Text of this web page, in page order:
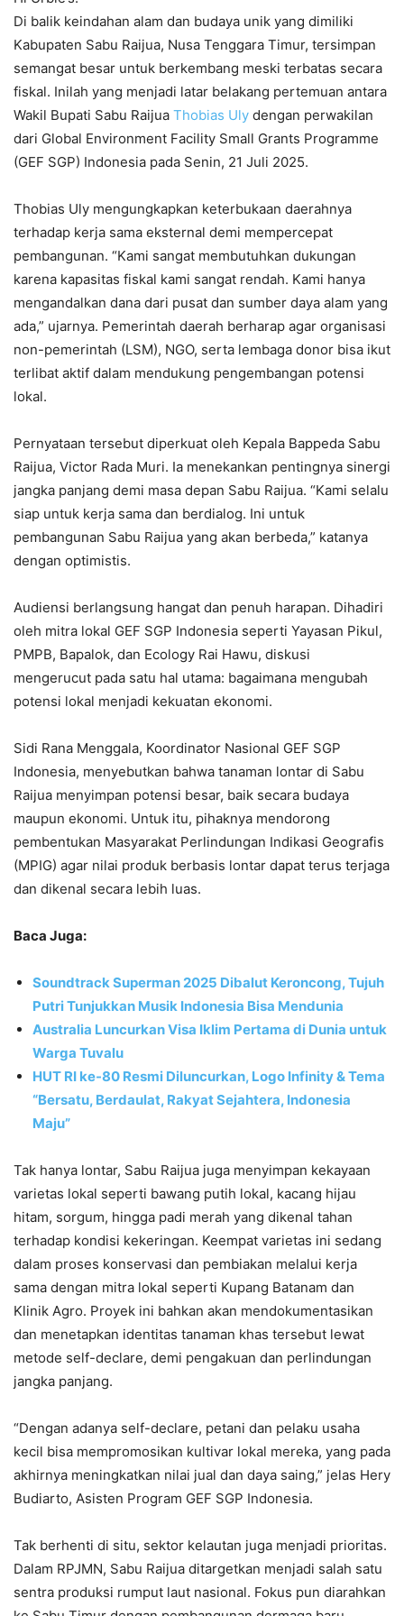
Di balik keindahan alam dan budaya unik yang dimiliki
Kabupaten Sabu Raijua, Nusa Tenggara Timur, tersimpan
semangat besar untuk berkembang meski terbatas secara
fiskal. Inilah yang menjadi latar belakang pertemuan antara
Wakil Bupati Sabu Raijua Thobias Uly dengan perwakilan
dari Global Environment Facility Small Grants Programme
(GEF SGP) Indonesia pada Senin, 21 Juli 2025.
Thobias Uly mengungkapkan keterbukaan daerahnya
terhadap kerja sama eksternal demi mempercepat
pembangunan. “Kami sangat membutuhkan dukungan
karena kapasitas fiskal kami sangat rendah. Kami hanya
mengandalkan dana dari pusat dan sumber daya alam yang
ada,” ujarnya. Pemerintah daerah berharap agar organisasi
non-pemerintah (LSM), NGO, serta lembaga donor bisa ikut
terlibat aktif dalam mendukung pengembangan potensi
lokal.
Pernyataan tersebut diperkuat oleh Kepala Bappeda Sabu
Raijua, Victor Rada Muri. Ia menekankan pentingnya sinergi
jangka panjang demi masa depan Sabu Raijua. “Kami selalu
siap untuk kerja sama dan berdialog. Ini untuk
pembangunan Sabu Raijua yang akan berbeda,” katanya
dengan optimistis.
Audiensi berlangsung hangat dan penuh harapan. Dihadiri
oleh mitra lokal GEF SGP Indonesia seperti Yayasan Pikul,
PMPB, Bapalok, dan Ecology Rai Hawu, diskusi
mengerucut pada satu hal utama: bagaimana mengubah
potensi lokal menjadi kekuatan ekonomi.
Sidi Rana Menggala, Koordinator Nasional GEF SGP
Indonesia, menyebutkan bahwa tanaman lontar di Sabu
Raijua menyimpan potensi besar, baik secara budaya
maupun ekonomi. Untuk itu, pihaknya mendorong
pembentukan Masyarakat Perlindungan Indikasi Geografis
(MPIG) agar nilai produk berbasis lontar dapat terus terjaga
dan dikenal secara lebih luas.
Baca Juga:
Soundtrack Superman 2025 Dibalut Keroncong, Tujuh
Putri Tunjukkan Musik Indonesia Bisa Mendunia
Australia Luncurkan Visa Iklim Pertama di Dunia untuk
Warga Tuvalu
HUT RI ke-80 Resmi Diluncurkan, Logo Infinity & Tema
“Bersatu, Berdaulat, Rakyat Sejahtera, Indonesia
Maju”
Tak hanya lontar, Sabu Raijua juga menyimpan kekayaan
varietas lokal seperti bawang putih lokal, kacang hijau
hitam, sorgum, hingga padi merah yang dikenal tahan
terhadap kondisi kekeringan. Keempat varietas ini sedang
dalam proses konservasi dan pembiakan melalui kerja
sama dengan mitra lokal seperti Kupang Batanam dan
Klinik Agro. Proyek ini bahkan akan mendokumentasikan
dan menetapkan identitas tanaman khas tersebut lewat
metode self-declare, demi pengakuan dan perlindungan
jangka panjang.
“Dengan adanya self-declare, petani dan pelaku usaha
kecil bisa mempromosikan kultivar lokal mereka, yang pada
akhirnya meningkatkan nilai jual dan daya saing,” jelas Hery
Budiarto, Asisten Program GEF SGP Indonesia.
Tak berhenti di situ, sektor kelautan juga menjadi prioritas.
Dalam RPJMN, Sabu Raijua ditargetkan menjadi salah satu
sentra produksi rumput laut nasional. Fokus pun diarahkan